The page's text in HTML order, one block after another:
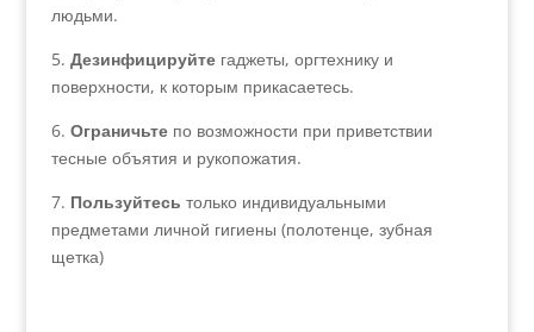
людьми.
5. Дезинфицируйтегаджеты, оргтехнику и
поверхности, к которым прикасаетесь.
6. Ограничьте по возможности при приветствии
тесные объятия и рукопожатия.
7. Пользуйтесь только индивидуальными
предметами личной гигиены (полотенце, зубная
щетка)